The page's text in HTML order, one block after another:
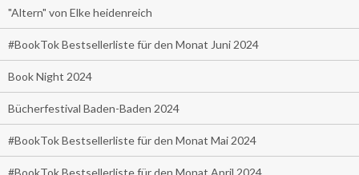
"Altern" von Elke heidenreich
#BookTok Bestsellerliste für den Monat Juni 2024
Book Night 2024
Bücherfestival Baden-Baden 2024
#BookTok Bestsellerliste für den Monat Mai 2024
#BookTok Bestsellerliste für den Monat April 2024